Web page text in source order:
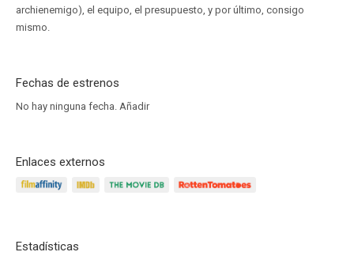
archienemigo), el equipo, el presupuesto, y por último, consigo
mismo.
Fechas de estrenos
No hay ninguna fecha. Añadir
Enlaces externos
Estadísticas